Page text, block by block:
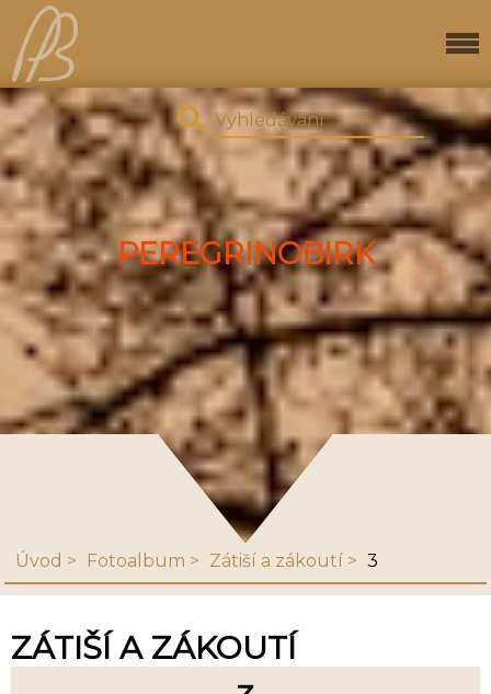
PEREGRINOBIRK
Úvod Fotoalbum Zátiší a zákoutí 3
ZÁTIŠÍ A ZÁKOUTÍ